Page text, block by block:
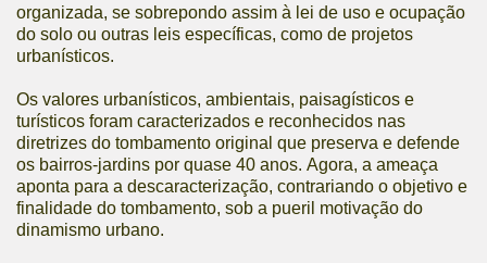
organizada, se sobrepondo assim à lei de uso e ocupação
do solo ou outras leis específicas, como de projetos
urbanísticos.
Os valores urbanísticos, ambientais, paisagísticos e
turísticos foram caracterizados e reconhecidos nas
diretrizes do tombamento original que preserva e defende
os bairros-jardins por quase 40 anos. Agora, a ameaça
aponta para a descaracterização, contrariando o objetivo e
finalidade do tombamento, sob a pueril motivação do
dinamismo urbano.